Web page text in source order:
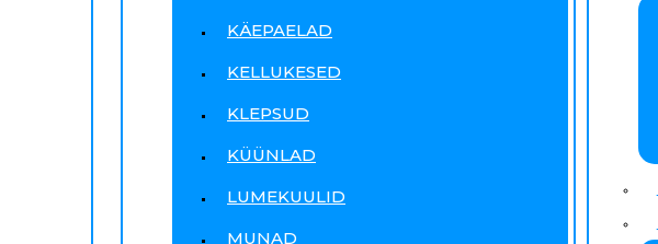
KÄEPAELAD
KELLUKESED
KLEPSUD
KÜÜNLAD
LUMEKUULID
MUNAD